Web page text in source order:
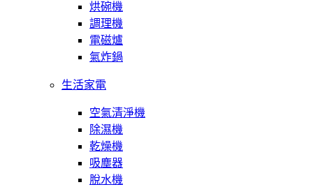
烘碗機
調理機
電磁爐
氣炸鍋
生活家電
空氣清淨機
除濕機
乾燥機
吸塵器
脫水機